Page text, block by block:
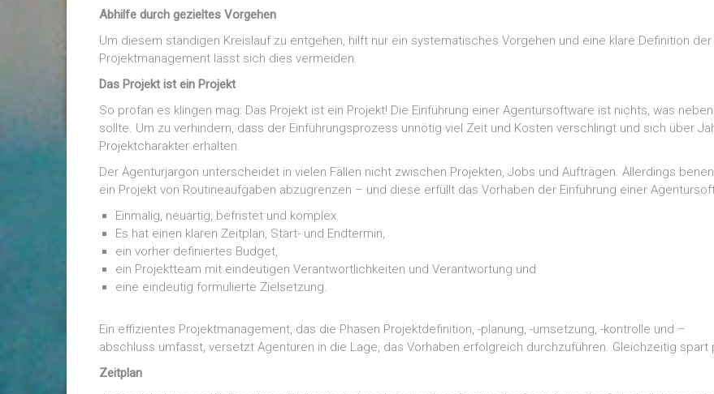
Abhilfe durch gezieltes Vorgehen
Um diesem ständigen Kreislauf zu entgehen, hilft nur ein systematisches Vorgehen und eine klare Definition
Projektmanagement lässt sich dies vermeiden.
Das Projekt ist ein Projekt
So profan es klingen mag: Das Projekt ist ein Projekt! Die Einführung einer Agentursoftware ist nichts, was
sollte. Um zu verhindern, dass der Einführungsprozess unnötig viel Zeit und Kosten verschlingt und sich über
Projektcharakter erhalten.
Der Agenturjargon unterscheidet in vielen Fällen nicht zwischen Projekten, Jobs und Aufträgen. Allerdings
ein Projekt von Routineaufgaben abzugrenzen – und diese erfüllt das Vorhaben der Einführung einer
Einmalig, neuartig, befristet und komplex.
Es hat einen klaren Zeitplan, Start- und Endtermin,
ein vorher definiertes Budget,
ein Projektteam mit eindeutigen Verantwortlichkeiten und Verantwortung und
eine eindeutig formulierte Zielsetzung.
Ein effizientes Projektmanagement, das die Phasen Projektdefinition, -planung, -umsetzung, -kontrolle und –
abschluss umfasst, versetzt Agenturen in die Lage, das Vorhaben erfolgreich durchzuführen. Gleichzeitig spart
Zeitplan